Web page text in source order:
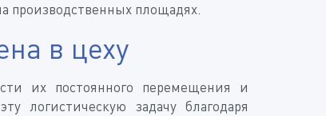
производственных площадях.
в цеху
их постоянного перемещения и
логистическую задачу благодаря